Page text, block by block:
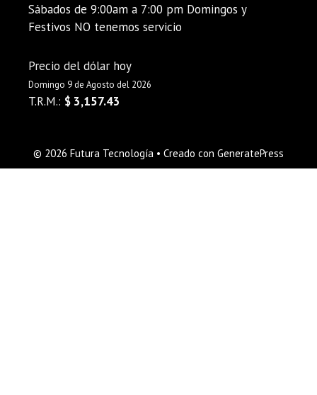
Sábados de 9:00am a 7:00 pm Domingos y
Festivos NO tenemos servicio
Precio del dólar hoy
Domingo 9 de Agosto del 2026
T.R.M.: $ 3,157.43
© 2026 Futura Tecnología • Creado con GeneratePress